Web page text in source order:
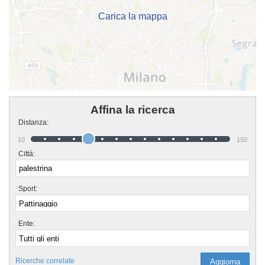
Carica la mappa
Affina la ricerca
Distanza:
10 150
Città:
Sport:
Ente:
Ricerche correlate